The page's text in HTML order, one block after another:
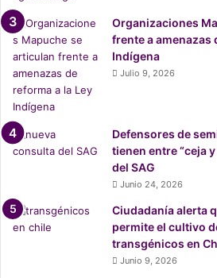
Reciclamos, que nos habilita pagar
cantidad exacta de vidrio que
De esa manera nuestra aporte de
ambiente netea cero”, destaca el
Asimismo, sus cajas son de c
utilizan plásticos de un sólo usoen
cadena; y poseenun sistema para
desperdicio de agua a cerodurante
ya que sin la utilización de
alrededor de 3 litros de agua por
¿Dónde lo consigo?
Organizaciones
frente a amenazas
Indígena
Julio 9, 2026
Defensores de
tienen entre “ceja
del SAG
Junio 24, 2026
Ciudadanía alerta
permite el cultivo
transgénicos en
Junio 9, 2026